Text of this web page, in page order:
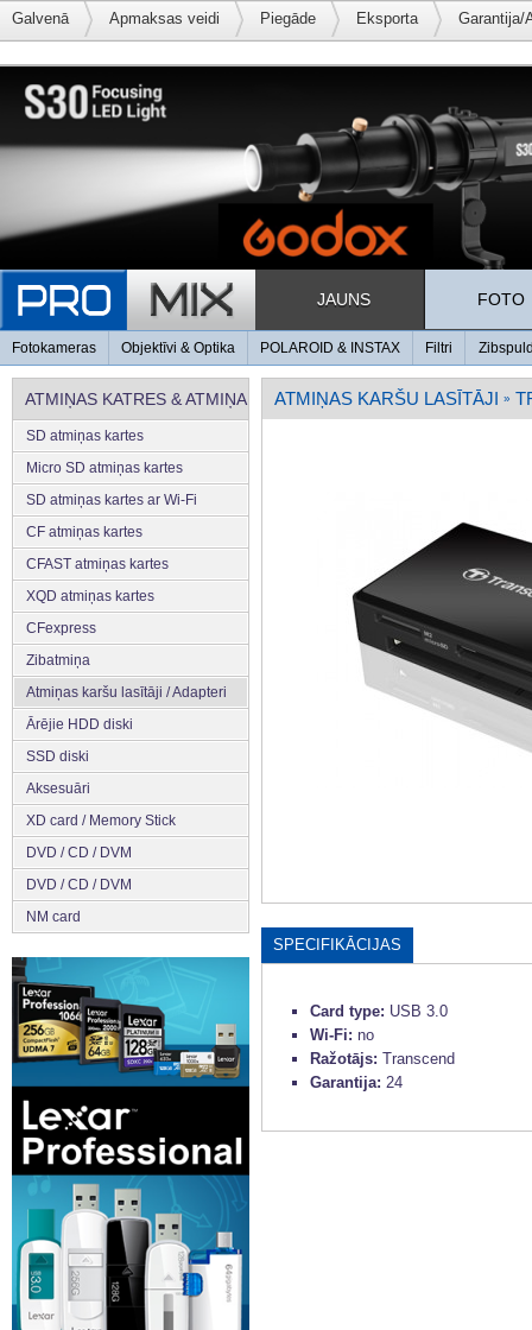
Galvenā Apmaksas veidi Piegāde Eksporta Garantija/
JAUNS FOTO
Fotokameras Objektīvi & Optika POLAROID & INSTAX Filtri
ATMIŅAS KATRES & ATMIŅA
SD atmiņas kartes
Micro SD atmiņas kartes
SD atmiņas kartes ar Wi-Fi
CF atmiņas kartes
CFAST atmiņas kartes
XQD atmiņas kartes
CFexpress
Zibatmiņa
Atmiņas karšu lasītāji / Adapteri
Ārējie HDD diski
SSD diski
Aksesuāri
XD card / Memory Stick
DVD / CD / DVM
DVD / CD / DVM
NM card
ATMIŅAS KARŠU LASĪTĀJI »
SPECIFIKĀCIJAS
Card type: USB 3.0
Wi-Fi: no
Ražotājs: Transcend
Garantija: 24